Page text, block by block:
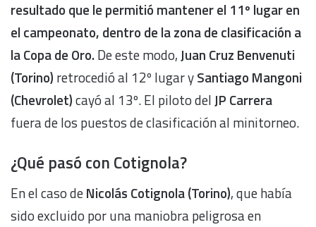
resultado que le permitió mantener el 11º lugar en
el campeonato, dentro de la zona de clasificación a
la Copa de Oro. De este modo,Juan Cruz Benvenuti
(Torino) retrocedió al 12º lugar ySantiago Mangoni
(Chevrolet)cayó al 13º. El piloto delJP Carrera
fuera de los puestos de clasificación al minitorneo.
¿Qué pasó con Cotignola?
En el caso deNicolás Cotignola (Torino), que había
sido excluido por una maniobra peligrosa en